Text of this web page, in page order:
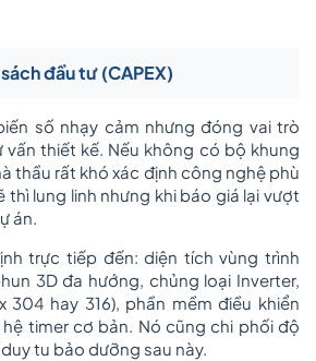
đầu tư (CAPEX)
số nhạy cảm nhưng đóng vai trò
thiết kế. Nếu không có bộ khung
thầu rất khó xác định công nghệ phù
thì lung linh nhưng khi báo giá lại vượt
án.
trực tiếp đến: diện tích vùng trình
3D đa hướng, chủng loại Inverter,
304 hay 316), phần mềm điều khiển
timer cơ bản. Nó cũng chi phối độ
tu bảo dưỡng sau này.